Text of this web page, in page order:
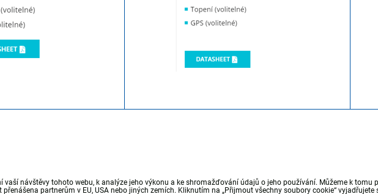
vaší návštěvy tohoto webu, k analýze jeho výkonu a ke shromažďování údajů o jeho používání. Můžeme k tomu
partnerům v EU, USA nebo jiných zemích. Kliknutím na „Přijmout všechny soubory cookie“